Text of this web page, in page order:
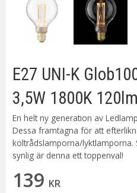
E27 UNI-K
3,5W 1800K 120lm
En helt ny generation av
Dessa framtagna för att
koltrådslamporna/lyktlamporna.
synlig är denna ett toppenval!
139 KR